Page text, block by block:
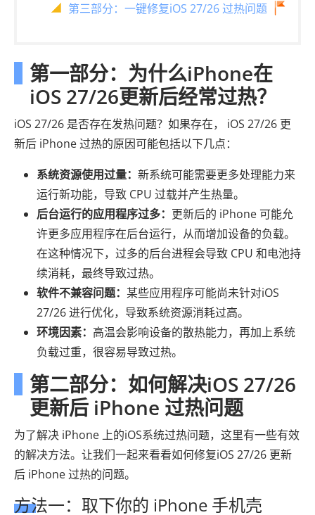
第三部分：一键修复iOS 27/26 过热问题
第一部分：为什么iPhone在
iOS 27/26更新后经常过热？
iOS 27/26 是否存在发热问题？如果存在， iOS 27/26 更
新后 iPhone 过热的原因可能包括以下几点：
系统资源使用过量： 新系统可能需要更多处理能力来
运行新功能，导致 CPU 过载并产生热量。
后台运行的应用程序过多： 更新后的 iPhone 可能允
许更多应用程序在后台运行，从而增加设备的负载。
在这种情况下，过多的后台进程会导致 CPU 和电池持
续消耗，最终导致过热。
软件不兼容问题： 某些应用程序可能尚未针对iOS
27/26 进行优化，导致系统资源消耗过高。
环境因素： 高温会影响设备的散热能力，再加上系统
负载过重，很容易导致过热。
第二部分：如何解决iOS 27/26
更新后 iPhone 过热问题
为了解决 iPhone 上的iOS系统过热问题，这里有一些有效
的解决方法。让我们一起来看看如何修复iOS 27/26 更新
后 iPhone 过热的问题。
方法一：取下你的 iPhone 手机壳